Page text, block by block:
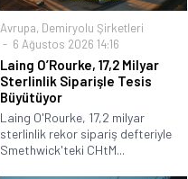
Avrupa, Demiryolu Şirketleri
6 Ağustos 2026 14:16
Laing O’Rourke, 17,2 Milyar
Sterlinlik Siparişle Tesis
Büyütüyor
Laing O'Rourke, 17,2 milyar
sterlinlik rekor sipariş defteriyle
Smethwick'teki CHtM...